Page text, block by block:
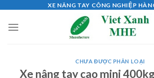
content
XE NÂNG TAY CÔNG NGHIỆP
CHƯA ĐƯỢC PHÂN LOẠI
Xe nâng tay cao mini